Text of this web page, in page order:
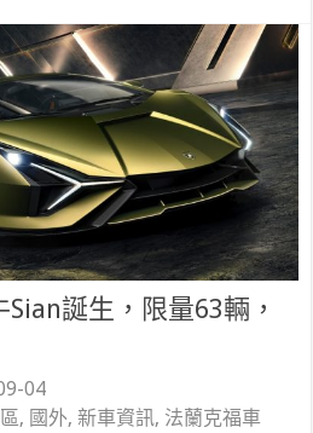
誕生，限量63輛，
04
, 國外,新車資訊, 法蘭克福車